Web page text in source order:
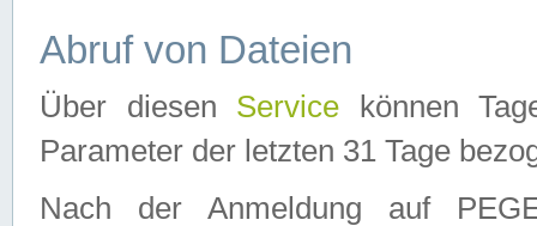
Abruf von Dateien
Über diesen Service können
Parameter der letzten 31 Tage
Nach der Anmeldung auf